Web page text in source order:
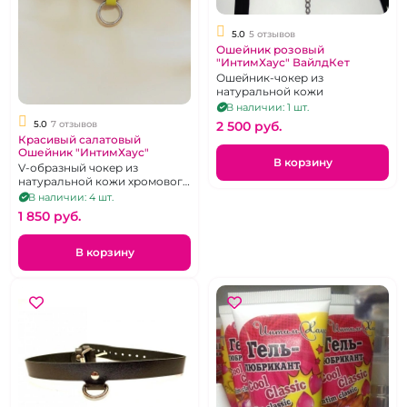
5.0 7 отзывов
Красивый салатовый
Ошейник "ИнтимХаус"
V-образный чокер из
натуральной кожи хромового
дубления модного цвета
В наличии: 4 шт.
1 850 pуб.
В корзину
5.0 5 отзывов
Ошейник розовый
"ИнтимХаус" ВайлдКет
Ошейник-чокер из
натуральной кожи
В наличии: 1 шт.
2 500 pуб.
В корзину